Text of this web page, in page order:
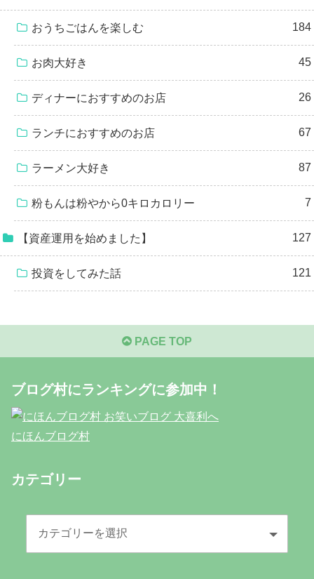
おうちごはんを楽しむ 184
お肉大好き 45
ディナーにおすすめのお店 26
ランチにおすすめのお店 67
ラーメン大好き 87
粉もんは粉やから0キロカロリー 7
【資産運用を始めました】 127
投資をしてみた話 121
PAGE TOP
ブログ村にランキングに参加中！
にほんブログ村
カテゴリー